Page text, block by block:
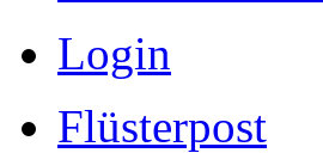
Login
Flüsterpost